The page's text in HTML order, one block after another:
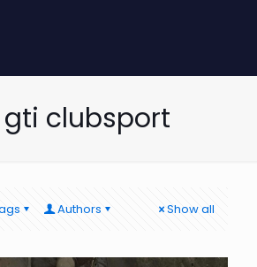
clubsport
Authors Show all